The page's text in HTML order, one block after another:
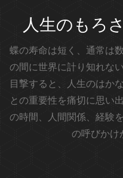
人生のもろ
蝶の寿命は短く、通常は
の間に世界に計り知れな
目撃すると、人生のはか
との重要性を痛切に思い
の時間、人間関係、経験
の呼びかけ